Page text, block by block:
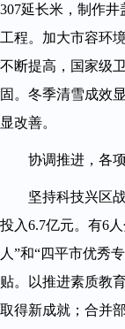
307延长米，制作
工程。加大市容环
不断提高，国家级
固。冬季清雪成效
显改善。
协调推进，各项
坚持科技兴区战
投入6.7亿元。有6
人”和“四平市优秀
贴。以推进素质教
取得新成就；合并